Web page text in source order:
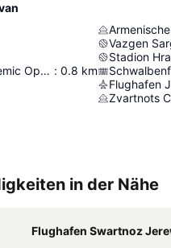
The Armenian National Academic Opera & Ballet Theatre : 0.8 km
Vazgen
Stadion
Flughafen
Zvartnots
in der Nähe
Flughafen Swartnoz